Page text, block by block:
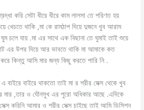
করি সেটা ধীরে ধীরে কাম লালসা তে পরিণত হয়
খেচতে থাকি ,মা কে রামঠাপ দিয়ে দুজনে খুব আরাম
চলে যায় .মা এর সাথে এক বিছানা তে ঘুমাই তাই শুয়ে
এর উপর দিয়ে আর ভাবতে থাকি মা আমাকে কত
কিন্তু আমি মার জন্য কিছু করতে পারি নি .
বাইরে বাইরে থাকতো তাই মা র শরীর সেক্স থেকে খুব
মার ,তার ও যৌনসুখ এর পুরো অধিকার আছে .এদিকে
করিনি আমার ও শরীর সেক্স চাইছে তাই আমি ডিসিশন